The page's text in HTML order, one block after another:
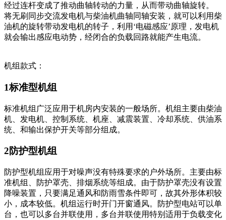
经过连杆变成了推动曲轴转动的力量，从而带动曲轴旋转。
将无刷同步交流发电机与柴油机曲轴同轴安装，就可以利用柴
油机的旋转带动发电机的转子，利用‘电磁感应’原理，发电机
就会输出感应电动势，经闭合的负载回路就能产生电流。
机组款式：
1标准型机组
标准机组广泛应用于机房内安装的一般场所。机组主要由柴油
机、发电机、控制系统、机座、减震装置、冷却系统、供油系
统、和输出保护开关等部分组成。
2防护型机组
防护型机组应用于对噪声没有特殊要求的户外场所。主要由标
准机组、防护罩壳、排烟系统等组成。由于防护罩壳没有设置
降噪装置，只要满足通风和防雨雪条件即可，故其外形体积较
小，成本较低。机组运行时开门开窗通风。防护型电站可以单
台，也可以多台并联使用，多台并联使用特别适用于负载变化